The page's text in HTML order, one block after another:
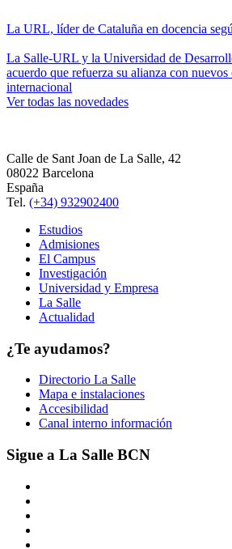
La URL, líder de Cataluña en docencia
La Salle-URL y la Universidad de
acuerdo que refuerza su alianza con
internacional
Ver todas las novedades
Calle de Sant Joan de La Salle, 42
08022 Barcelona
España
Tel. (+34) 932902400
Estudios
Admisiones
El Campus
Investigación
Universidad y Empresa
La Salle
Actualidad
¿Te ayudamos?
Directorio La Salle
Mapa e instalaciones
Accesibilidad
Canal interno información
Sigue a La Salle BCN